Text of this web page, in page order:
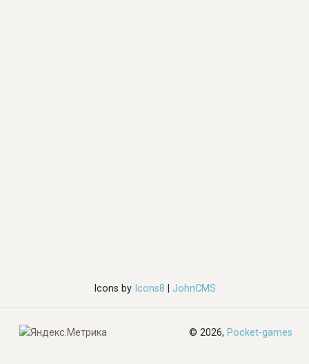
Icons byIcons8 JohnCMS
© 2026, Pocket-games